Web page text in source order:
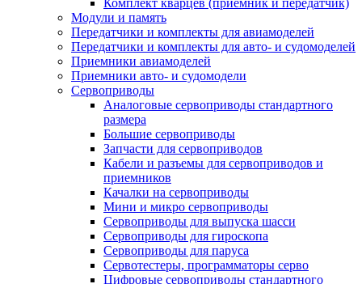
Комплект кварцев (приемник и передатчик)
Модули и память
Передатчики и комплекты для авиамоделей
Передатчики и комплекты для авто- и судомоделей
Приемники авиамоделей
Приемники авто- и судомодели
Сервоприводы
Аналоговые сервоприводы стандартного
размера
Большие сервоприводы
Запчасти для сервоприводов
Кабели и разъемы для сервоприводов и
приемников
Качалки на сервоприводы
Мини и микро сервоприводы
Сервоприводы для выпуска шасси
Сервоприводы для гироскопа
Сервоприводы для паруса
Сервотестеры, программаторы серво
Цифровые сервоприводы стандартного